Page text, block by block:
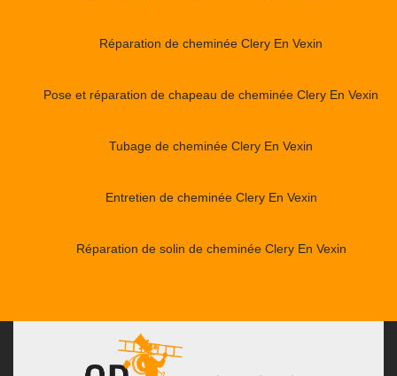
Réparation de cheminée Clery En Vexin
Pose et réparation de chapeau de cheminée Clery En Vexin
Tubage de cheminée Clery En Vexin
Entretien de cheminée Clery En Vexin
Réparation de solin de cheminée Clery En Vexin